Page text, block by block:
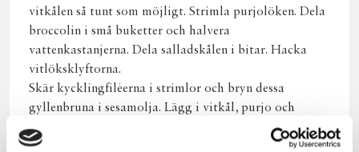
vitkålen så tunt som möjligt. Strimla purjolöken. Dela
broccolin i små buketter och halvera
vattenkastanjerna. Dela salladskålen i bitar. Hacka
vitlöksklyftorna.
Skär kycklingfiléerna i strimlor och bryn dessa
gyllenbruna i sesamolja. Lägg i vitkål, purjo och
vitlök. Bulta citrongräset och lägg ner det i pannan.
Lägg ner broccoli, vattenkastanjerna och